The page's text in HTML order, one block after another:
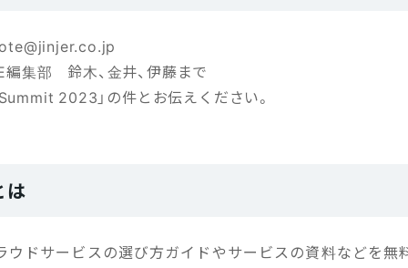
編集部 鈴木、金井、伊藤まで
2023」の件とお伝えください。
は
ウドサービスの選び方ガイドやサービスの資料などを無